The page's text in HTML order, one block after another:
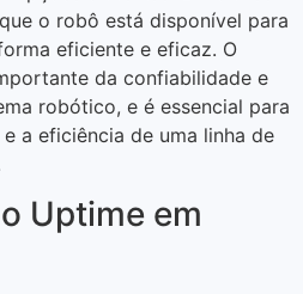
o robô está disponível para
eficiente e eficaz. O
da confiabilidade e
robótico, e é essencial para
a eficiência de uma linha de
Uptime em